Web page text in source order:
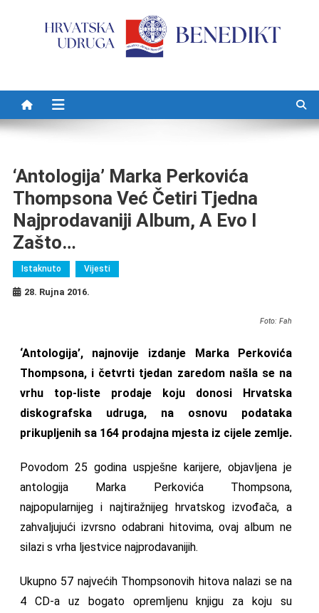
‘Antologija’ Marka Perkovića
Thompsona Već Četiri Tjedna
Najprodavaniji Album, A Evo I
Zašto…
Istaknuto Vijesti
28. Rujna 2016.
Foto: Fah
‘Antologija’, najnovije izdanje Marka Perkovića
Thompsona, i četvrti tjedan zaredom našla se na
vrhu top-liste prodaje koju donosi Hrvatska
diskografska udruga, na osnovu podataka
prikupljenih sa 164 prodajna mjesta iz cijele zemlje.
Povodom 25 godina uspješne karijere, objavljena je
antologija Marka Perkovića Thompsona,
najpopularnijeg i najtiražnijeg hrvatskog izvođača, a
zahvaljujući izvrsno odabrani hitovima, ovaj album ne
silazi s vrha ljestvice najprodavanijih.
Ukupno 57 najvećih Thompsonovih hitova nalazi se na
4 CD-a uz bogato opremljenu knjigu za koju su